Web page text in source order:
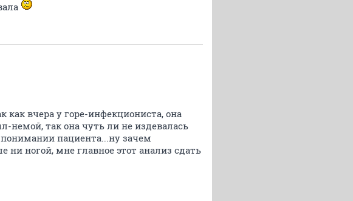
как вчера у горе-инфекциониста, она
так она чуть ли не издевалась
пациента...ну зачем
ногой, мне главное этот анализ сдать